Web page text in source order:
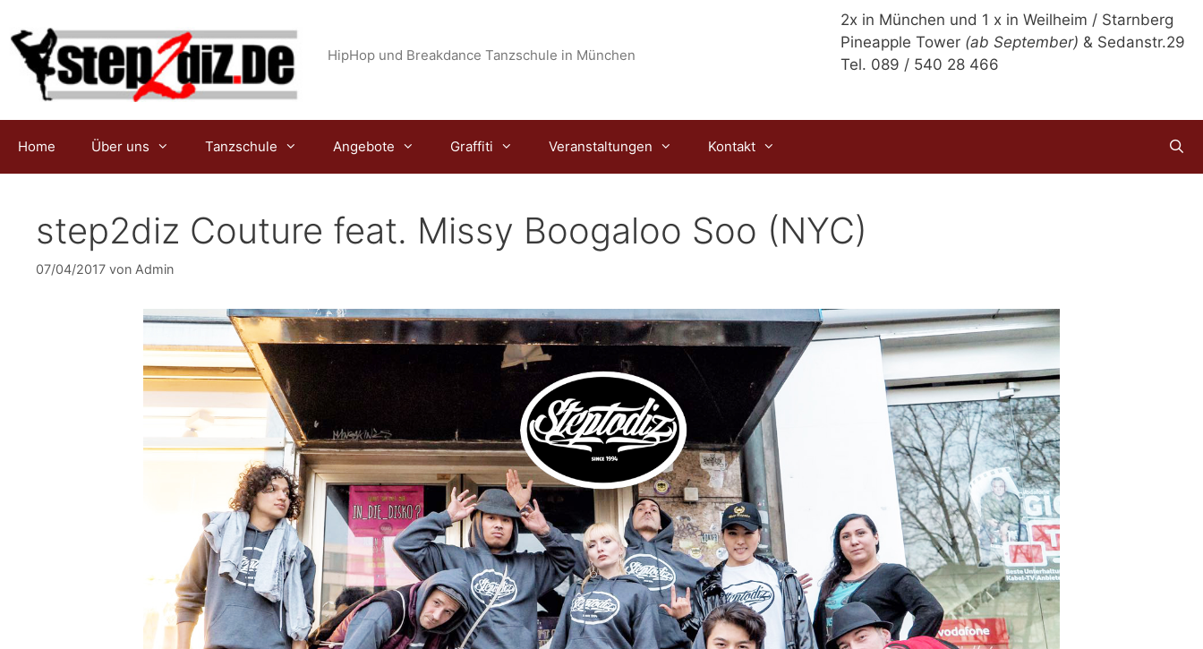
Inhalt
springen
2x in München und 1 x in Weilheim / Starnberg
Pineapple Tower (ab September) & Sedanstr.29
Tel. 089 / 540 28 466
HipHop und Breakdance Tanzschule in München
Home Über uns Tanzschule Angebote Graffiti Veranstaltungen Kontakt
step2diz Couture feat. Missy Boogaloo Soo (NYC)
07/04/2017 von Admin